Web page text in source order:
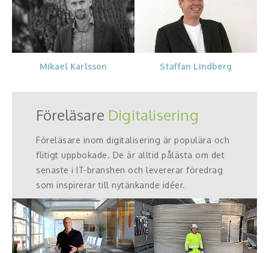
Mikael Karlsson Staffan Lindberg
Föreläsare Digitalisering
Föreläsare inom digitalisering är populära och
flitigt uppbokade. De är alltid pålästa om det
senaste i IT-branshen och levererar föredrag
som inspirerar till nytänkande idéer.